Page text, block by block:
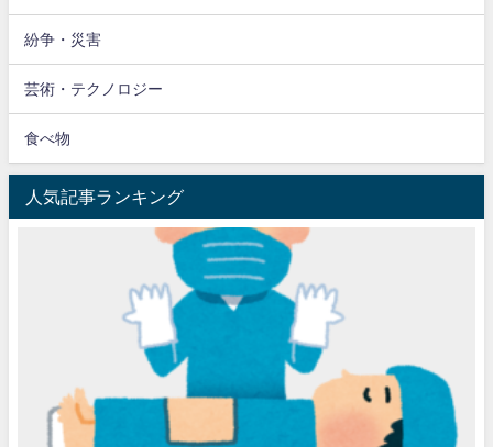
紛争・災害
芸術・テクノロジー
食べ物
人気記事ランキング